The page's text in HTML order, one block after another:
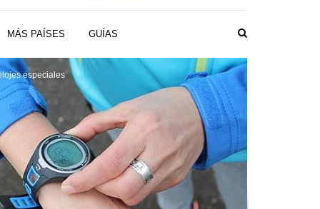
MÁS PAÍSES GUÍAS
especiales